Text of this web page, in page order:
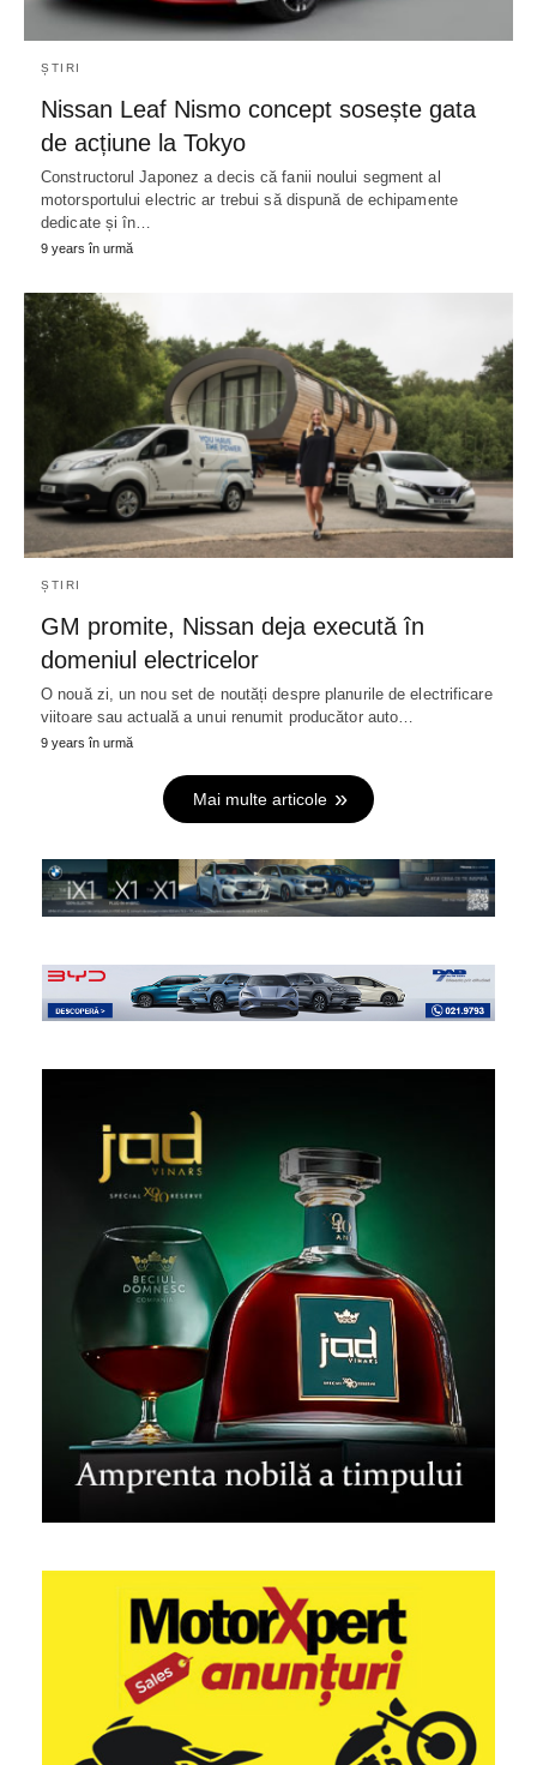
ȘTIRI
Nissan Leaf Nismo concept sosește gata
de acțiune la Tokyo
Constructorul Japonez a decis că fanii noului segment al
motorsportului electric ar trebui să dispună de echipamente
dedicate și în…
9 years în urmă
ȘTIRI
GM promite, Nissan deja execută în
domeniul electricelor
O nouă zi, un nou set de noutăți despre planurile de electrificare
viitoare sau actuală a unui renumit producător auto…
9 years în urmă
Mai multe articole